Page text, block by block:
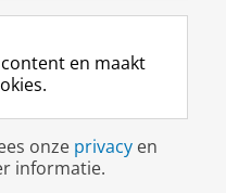
o
p
a
i
n
a
I
-
p
g
i
n
e
R
k
s
u
r
m
c
c
o
e
k
a
a
en maakt
onze privacy en
informatie.